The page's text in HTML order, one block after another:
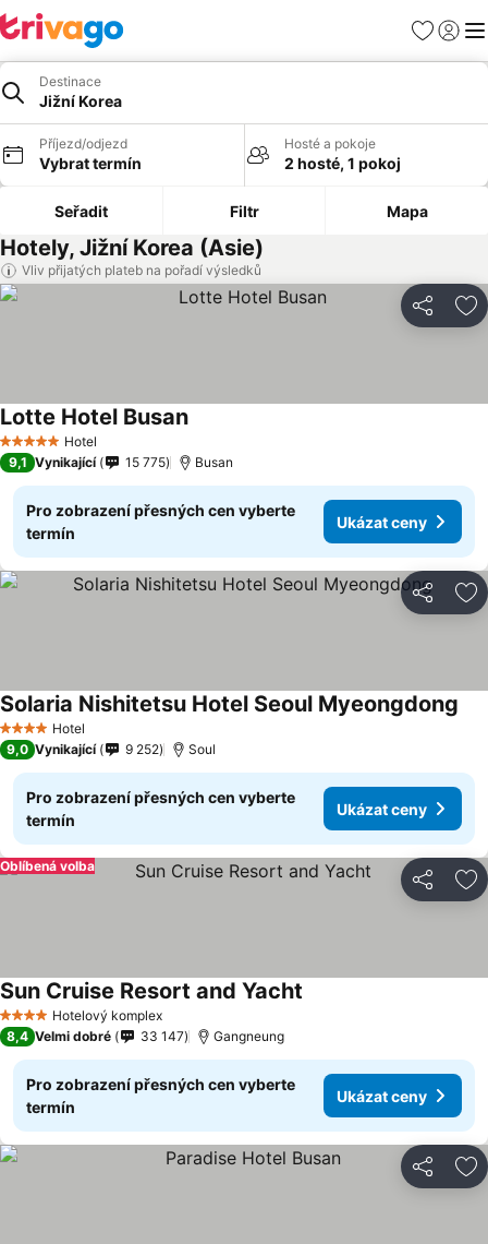
Oblíbené
Destinace
Jižní Korea
Příjezd/odjezd
Vybrat termín
Hosté a pokoje
2 hosté, 1 pokoj
Seřadit Filtr Mapa
Hotely, Jižní Korea (Asie)
Vliv přijatých plateb na pořadí výsledků
Sdílet
5 Počet hvězdiček
Hotel
Lotte Hotel Busan
9,1 Vynikající 15 775 Busan
Pro zobrazení přesných cen vyberte
termín
Ukázat ceny
Sdílet
4 Počet hvězdiček
Hotel
Solaria Nishitetsu Hotel Seoul Myeongdong
9,0 Vynikající 9 252 Soul
Pro zobrazení přesných cen vyberte
termín
Ukázat ceny
Sdílet
Oblíbená volba
4 Počet hvězdiček
Hotelový komplex
Sun Cruise Resort and Yacht
8,4 Velmi dobré 33 147 Gangneung
Pro zobrazení přesných cen vyberte
termín
Ukázat ceny
Sdílet